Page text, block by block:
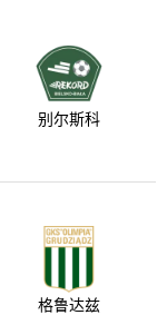
别尔斯科
格鲁达兹